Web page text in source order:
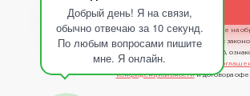
Добрый день! Я на связи,
обычно отвечаю за 10 секунд.
По любым вопросами пишите
мне. Я онлайн.
Отправляя сведения, я даю свое согласие на
персональных данных в соответствии с
персональных данных» от 27.07.2006,
принимаю условияпользовательского
конфиденциальностии договора